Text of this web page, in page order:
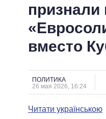
СОБЫТИЯ
СТАТЬИ
МНЕНИЯ
ОБЗОРЫ
ДАЙДЖЕСТЫ
ВСЕ ПОЛИТИКИ
ПРЕЗИДЕНТ И
ВЕРХОВНАЯ
КАБИНЕТ
МЭРЫ
признали
вместо
ПОЛИТИКА
26 мая 2026, 16:24
Читати українською